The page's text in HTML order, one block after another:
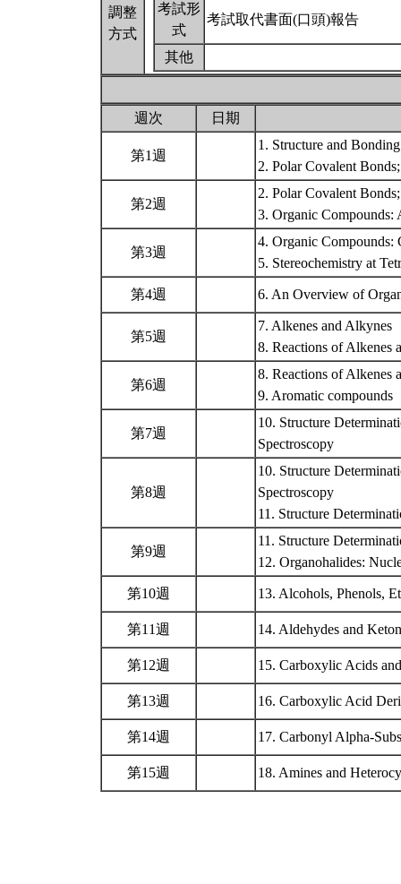
調整
方式
考試形
式
考試取代書面(口頭)報告
其他
週次 日期
第1週
1. Structure and Bonding
2. Polar Covalent
第2週
2. Polar Covalent
3. Organic Compounds:
第3週
4. Organic Compounds:
5. Stereochemistry at
第4週 6. An Overview of
第5週
7. Alkenes and Alkynes
8. Reactions of
第6週
8. Reactions of Alkenes
9. Aromatic compounds
第7週
10. Structure
Spectroscopy
第8週
10. Structure
Spectroscopy
11. Structure
第9週
11. Structure
12. Organohalides:
第10週 13. Alcohols, Phenols,
第11週 14. Aldehydes and
第12週 15. Carboxylic Acids
第13週 16. Carboxylic Acid
第14週 17. Carbonyl Alpha-
第15週 18. Amines and